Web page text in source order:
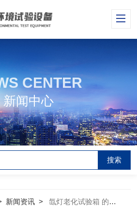
CENTER
新闻中心
新闻资讯 > 氙灯老化试验箱 的风冷与水冷的区别